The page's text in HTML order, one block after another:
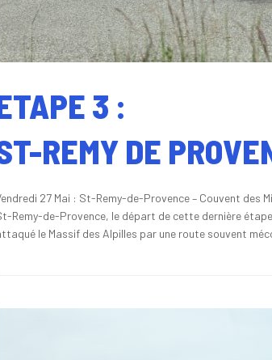
3 :
REMY DE
27 Mai : St-Remy-de-Provence – Couvent des
Remy-de-Provence, le départ de cette dernière
le Massif des Alpilles par une route souvent